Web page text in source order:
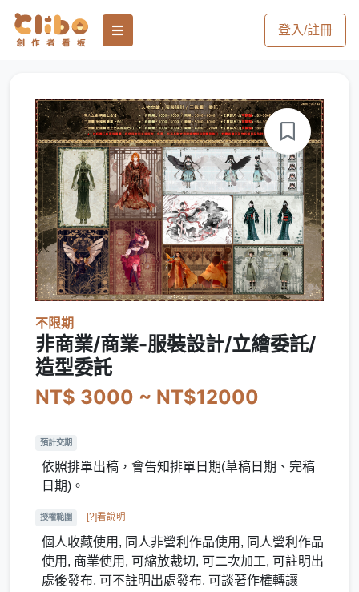
登入/註冊
不限期
非商業/商業-服裝設計/立繪委託/
造型委託
NT$ 3000 ~ NT$12000
預計交期
依照排單出稿，會告知排單日期(草稿日期、完稿
日期)。
授權範圍 [?]看說明
個人收藏使用, 同人非營利作品使用, 同人營利作品
使用, 商業使用, 可縮放裁切, 可二次加工, 可註明出
處後發布, 可不註明出處發布, 可談著作權轉讓